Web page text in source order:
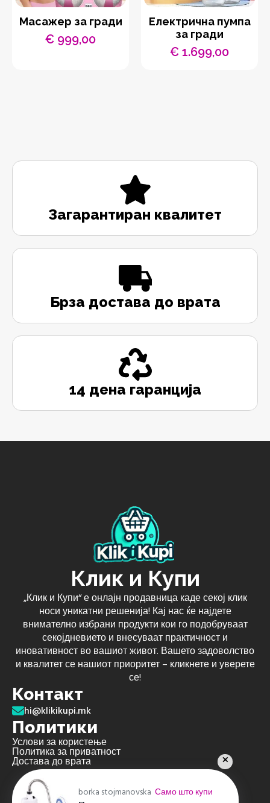
Масажер за гради
€ 999,00
Електрична пумпа
за гради
€ 1.699,00
Загарантиран квалитет
Брза достава до врата
14 дена гаранција
Клик и Купи
„Клик и Купи“ е онлајн продавница каде секој клик
носи уникатни решенија! Кај нас ќе најдете
внимателно избрани продукти кои го подобруваат
секојдневието и внесуваат практичност и
иновативност во вашиот живот. Вашето задоволство
и квалитет се нашиот приоритет – кликнете и уверете
се!
Контакт
hi@klikikupi.mk
Политики
Услови за користење
Политика за приватност
Достава до врата
borka stojmanovska Само што купи